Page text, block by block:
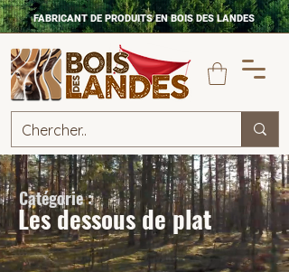
FABRICANT DE PRODUITS EN BOIS DES LANDES
Les dessous de plat
Catégorie :